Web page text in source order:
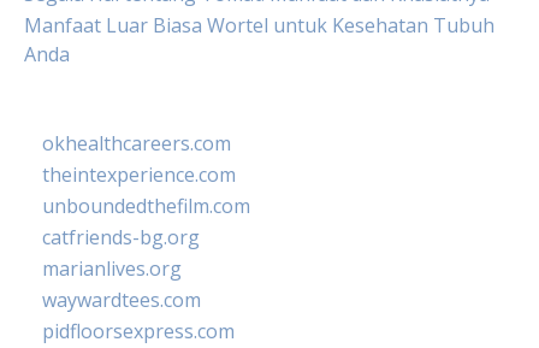
Manfaat Luar Biasa Wortel untuk Kesehatan Tubuh
Anda
okhealthcareers.com
theintexperience.com
unboundedthefilm.com
catfriends-bg.org
marianlives.org
waywardtees.com
pidfloorsexpress.com